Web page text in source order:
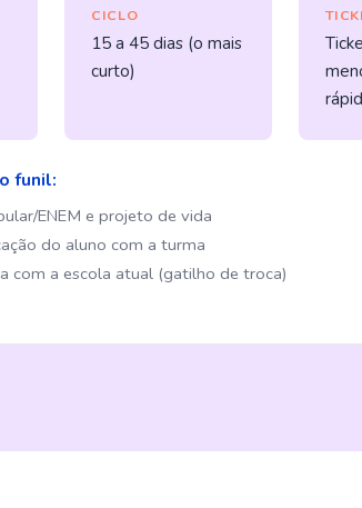
CICLO
15 a 45 dias (o mais
curto)
funil:
ENEM e projeto de vida
do aluno com a turma
com a escola atual (gatilho de troca)